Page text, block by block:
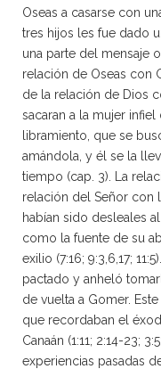
Oseas a casarse con
tres hijos les fue dado
una parte del mensaje
relación de Oseas con
de la relación de Dios
sacaran a la mujer
libramiento, que se
amándola, y él se la
tiempo (cap. 3). La
relación del Señor con
habían sido desleales
como la fuente de su
exilio (7:16; 9:3,6,17;
pactado y anheló
de vuelta a Gomer.
que recordaban el
Canaán (1:11; 2:14-23;
experiencias pasadas